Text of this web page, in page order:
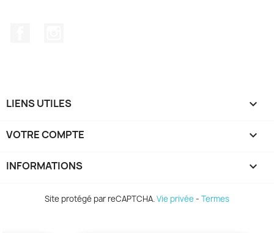
LIENS UTILES 
VOTRE COMPTE 
INFORMATIONS keyboard_arrow_down
Site protégé par reCAPTCHA.Vie privée- Termes